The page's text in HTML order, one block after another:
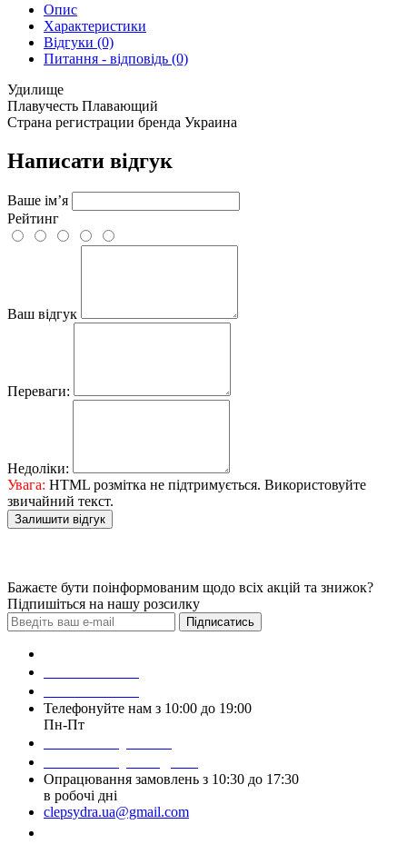
Опис
Характеристики
Відгуки (0)
Питання - відповідь (0)
Удилище
Плавучесть Плавающий
Страна регистрации бренда Украина
Написати відгук
Ваше ім’я
Рейтинг
Ваш відгук
Переваги:
Недоліки:
Увага: HTML розмітка не підтримується. Використовуйте
звичайний текст.
Залишити відгук
Бажаєте бути поінформованим щодо всіх акцій та знижок?
Підпишіться на нашу розсилку
Підписатись
Телефонуйте нам з 10:00 до 19:00
Пн-Пт
Опрацювання замовлень з 10:30 до 17:30
в робочі дні
clepsydra.ua@gmail.com